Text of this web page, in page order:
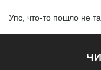
Упс, что-то пошло не